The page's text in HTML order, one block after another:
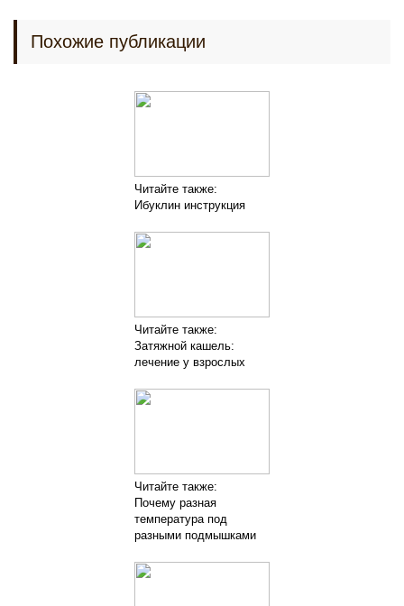
Похожие публикации
Читайте также:
Ибуклин инструкция
Читайте также:
Затяжной кашель:
лечение у взрослых
Читайте также:
Почему разная
температура под
разными подмышками